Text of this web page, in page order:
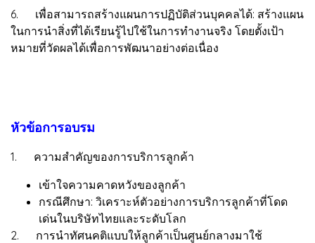
6. เพื่อสามารถสร้างแผนการปฏิบัติส่วนบุคคลได้: สร้างแผน
ในการนำสิ่งที่ได้เรียนรู้ไปใช้ในการทำงานจริง โดยตั้งเป้า
หมายที่วัดผลได้เพื่อการพัฒนาอย่างต่อเนื่อง
หัวข้อการอบรม
1. ความสำคัญของการบริการลูกค้า
เข้าใจความคาดหวังของลูกค้า
กรณีศึกษา: วิเคราะห์ตัวอย่างการบริการลูกค้าที่โดด
เด่นในบริษัทไทยและระดับโลก
2. การนำทัศนคติแบบให้ลูกค้าเป็นศูนย์กลางมาใช้